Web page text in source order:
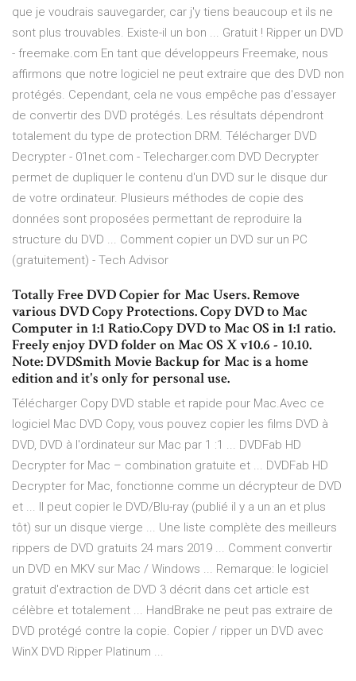
que je voudrais sauvegarder, car j'y tiens beaucoup et ils ne
sont plus trouvables. Existe-il un bon ... Gratuit ! Ripper un DVD
- freemake.com En tant que développeurs Freemake, nous
affirmons que notre logiciel ne peut extraire que des DVD non
protégés. Cependant, cela ne vous empêche pas d'essayer
de convertir des DVD protégés. Les résultats dépendront
totalement du type de protection DRM. Télécharger DVD
Decrypter - 01net.com - Telecharger.com DVD Decrypter
permet de dupliquer le contenu d'un DVD sur le disque dur
de votre ordinateur. Plusieurs méthodes de copie des
données sont proposées permettant de reproduire la
structure du DVD ... Comment copier un DVD sur un PC
(gratuitement) - Tech Advisor
Totally Free DVD Copier for Mac Users. Remove
various DVD Copy Protections. Copy DVD to Mac
Computer in 1:1 Ratio.Copy DVD to Mac OS in 1:1 ratio.
Freely enjoy DVD folder on Mac OS X v10.6 - 10.10.
Note: DVDSmith Movie Backup for Mac is a home
edition and it's only for personal use.
Télécharger Copy DVD stable et rapide pour Mac.Avec ce
logiciel Mac DVD Copy, vous pouvez copier les films DVD à
DVD, DVD à l'ordinateur sur Mac par 1 :1 ... DVDFab HD
Decrypter for Mac – combination gratuite et ... DVDFab HD
Decrypter for Mac, fonctionne comme un décrypteur de DVD
et ... Il peut copier le DVD/Blu-ray (publié il y a un an et plus
tôt) sur un disque vierge ... Une liste complète des meilleurs
rippers de DVD gratuits 24 mars 2019 ... Comment convertir
un DVD en MKV sur Mac / Windows ... Remarque: le logiciel
gratuit d'extraction de DVD 3 décrit dans cet article est
célèbre et totalement ... HandBrake ne peut pas extraire de
DVD protégé contre la copie. Copier / ripper un DVD avec
WinX DVD Ripper Platinum ...